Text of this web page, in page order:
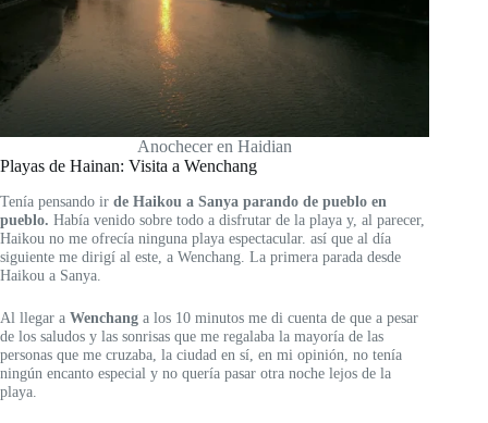
Anochecer en Haidian
Playas de Hainan: Visita a Wenchang
Tenía pensando ir de Haikou a Sanya parando de pueblo en
pueblo. Había venido sobre todo a disfrutar de la playa y, al parecer,
Haikou no me ofrecía ninguna playa espectacular. así que al día
siguiente me dirigí al este, a Wenchang. La primera parada desde
Haikou a Sanya.
Al llegar a Wenchang a los 10 minutos me di cuenta de que a pesar
de los saludos y las sonrisas que me regalaba la mayoría de las
personas que me cruzaba, la ciudad en sí, en mi opinión, no tenía
ningún encanto especial y no quería pasar otra noche lejos de la
playa.